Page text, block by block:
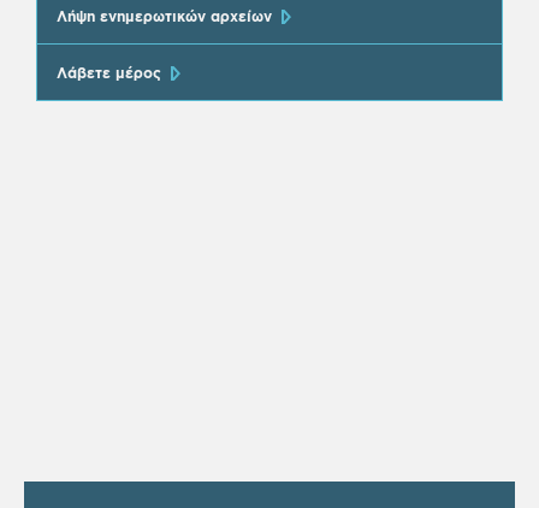
Λήψη ενημερωτικών αρχείων
Λάβετε μέρος